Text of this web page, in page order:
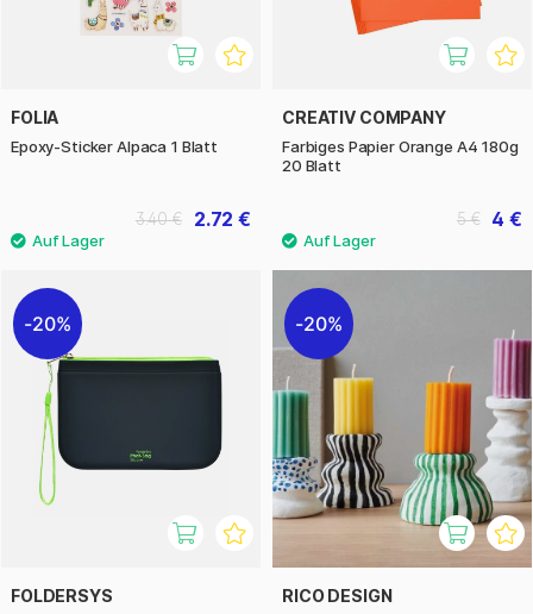
FOLIA
Epoxy-Sticker Alpaca 1 Blatt
2.72 €
3.40 €
CREATIV COMPANY
Farbiges Papier Orange A4 180g
20 Blatt
4 €
5 €
20%
FOLDERSYS
20%
RICO DESIGN